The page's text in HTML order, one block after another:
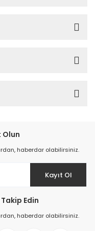
Olun
haberdar olabilirsiniz.
Kayıt Ol
Edin
haberdar olabilirsiniz.